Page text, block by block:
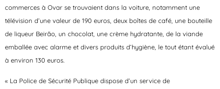
commerces à Ovar se trouvaient dans la voiture, notamment une
télévision d’une valeur de 190 euros, deux boîtes de café, une bouteille
de liqueur Beirão, un chocolat, une crème hydratante, de la viande
emballée avec alarme et divers produits d’hygiène, le tout étant évalué
à environ 130 euros.
« La Police de Sécurité Publique dispose d’un service de